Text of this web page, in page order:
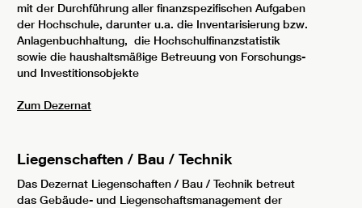
mit der Durchführung aller finanzspezifischen Aufgaben
der Hochschule, darunter u.a. die Inventarisierung bzw.
Anlagenbuchhaltung, die Hochschulfinanzstatistik
sowie die haushaltsmäßige Betreuung von Forschungs-
und Investitionsobjekte
Zum Dezernat
Liegenschaften / Bau / Technik
Das Dezernat Liegenschaften / Bau / Technik betreut
das Gebäude- und Liegenschaftsmanagement der